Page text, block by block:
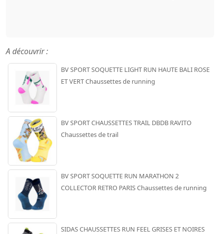
A découvrir :
BV SPORT SOQUETTE LIGHT RUN HAUTE BALI ROSE
ET VERT Chaussettes de running
BV SPORT CHAUSSETTES TRAIL DBDB RAVITO
Chaussettes de trail
BV SPORT SOQUETTE RUN MARATHON 2
COLLECTOR RETRO PARIS Chaussettes de running
SIDAS CHAUSSETTES RUN FEEL GRISES ET NOIRES